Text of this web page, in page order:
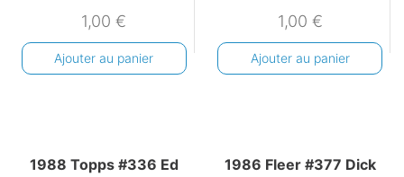
1,00€
Ajouter au panier
1,00 €
Ajouter au panier
1988 Topps #336 Ed
1986 Fleer #377 Dick